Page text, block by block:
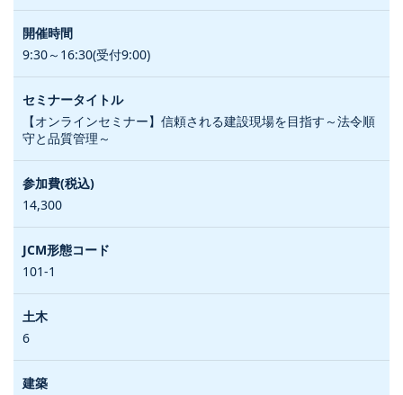
9:30～16:30(受付9:00)
【オンラインセミナー】信頼される建設現場を目指す～法令順
守と品質管理～
14,300
101-1
6